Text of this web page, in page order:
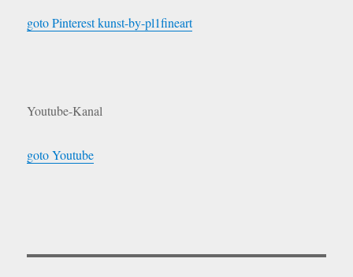
goto Pinterest kunst-by-pl1fineart
Youtube-Kanal
goto Youtube